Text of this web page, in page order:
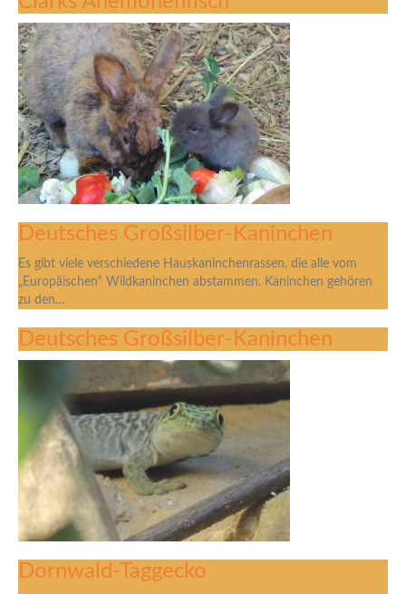
Deutsches Großsilber-Kaninchen
Es gibt viele verschiedene Hauskaninchenrassen, die alle vom
„Europäischen“ Wildkaninchen abstammen. Kaninchen gehören
zu den…
Deutsches Großsilber-Kaninchen
Dornwald-Taggecko